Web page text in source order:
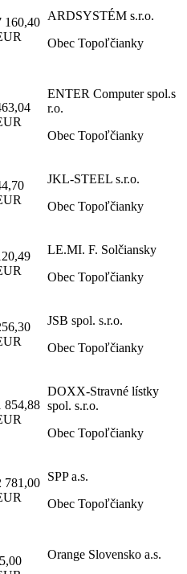
160,40 ARDSYSTÉM s.r.o.
Obec Topoľčianky
ENTER Computer spol.s
r.o.
Obec Topoľčianky
JKL-STEEL s.r.o.
Obec Topoľčianky
LE.MI. F. Solčiansky
Obec Topoľčianky
JSB spol. s.r.o.
Obec Topoľčianky
854,88
DOXX-Stravné lístky
spol. s.r.o.
Obec Topoľčianky
781,00 SPP a.s.
Obec Topoľčianky
Orange Slovensko a.s.